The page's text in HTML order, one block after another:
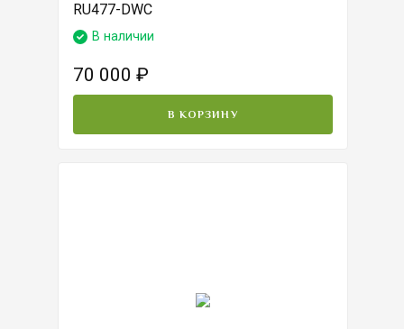
RU477-DWC
В наличии
70 000 ₽
В КОРЗИНУ